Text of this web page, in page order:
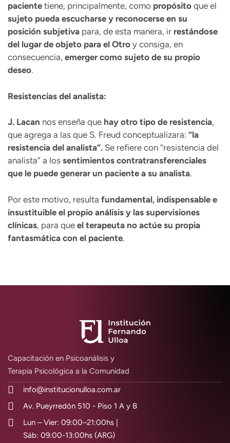
paciente tiene, principalmente, como propósito que el
sujeto pueda escucharse y reconocerse en su
posición subjetiva para, de esta manera, ir restándose
del lugar de objeto para el Otro y consiga, en
consecuencia, emerger como sujeto de su propio
deseo.
Resistencias del analista:
J. Lacan nos enseña que hay otro tipo de resistencia,
que agrega a las que S. Freud conceptualizara: “la
resistencia del analista”. Se refiere con “resistencia del
analista” a los sentimientos contratransferenciales
que le puede generar un paciente a su analista.
Por este motivo, resulta fundamental, indispensable e
insustituible el propio análisis y las supervisiones
clínicas, para que el terapeuta no actúe su propia
fantasmática con el paciente.
Capacitación en Psicoanálisis y
Terapia Psicológica a la Comunidad
info@institucionulloa.com.ar
Av. Pueyrredón 510 - Piso 1 A y B
Lun – Vier: 09:00–21:00hs |
Sáb: 09:00-13:00hs (ARG)